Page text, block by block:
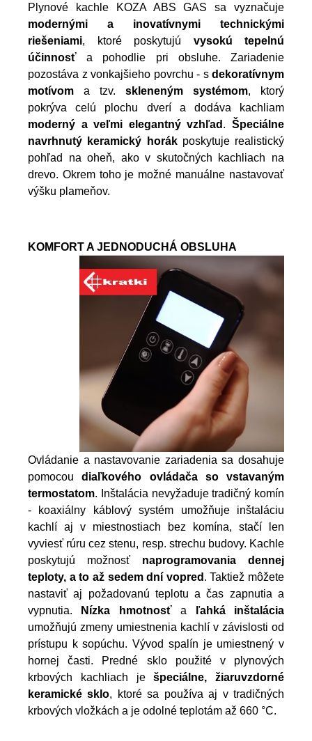
Plynové kachle KOZA ABS GAS sa vyznačuje
modernými a inovatívnymi technickými
riešeniami, ktoré poskytujú vysokú tepelnú
účinnosť a pohodlie pri obsluhe. Zariadenie
pozostáva z vonkajšieho povrchu - s dekoratívnym
motívom a tzv. skleneným systémom, ktorý
pokrýva celú plochu dverí a dodáva kachliam
moderný a veľmi elegantný vzhľad .Špeciálne
navrhnutý keramický horákposkytuje realistický
pohľad na oheň, ako v skutočných kachliach na
drevo. Okrem toho je možné manuálne nastavovať
výšku plameňov.
KOMFORT A JEDNODUCHÁ OBSLUHA
Ovládanie a nastavovanie zariadenia sa dosahuje
pomocoudiaľkového ovládača so vstavaným
termostatom. Inštalácia nevyžaduje tradičný komín
- koaxiálny káblový systém umožňuje inštaláciu
kachlí aj v miestnostiach bez komína, stačí len
vyviesť rúru cez stenu, resp. strechu budovy. Kachle
poskytujú možnosť naprogramovania dennej
teploty, a to až sedem dní vopred . Taktiež môžete
nastaviť aj požadovanú teplotu a čas zapnutia a
vypnutia.
Nízka hmotnosťa
ľahká inštalácia
umožňujú zmeny umiestnenia kachlí v závislosti od
prístupu k sopúchu. Vývod spalín je umiestnený v
hornej časti. Predné sklo použité v plynových
krbových kachliach ješpeciálne, žiaruvzdorné
keramické sklo, ktoré sa používa aj v tradičných
krbových vložkách a je odolné teplotám až 660 °C.